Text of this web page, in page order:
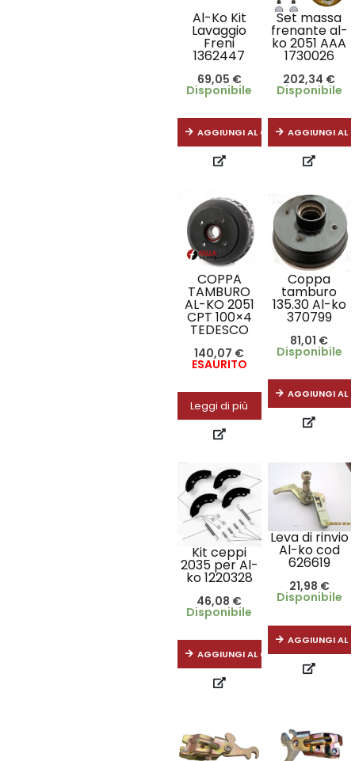
Al-Ko Kit
Lavaggio
Freni
1362447
69,05 €
Disponibile
AGGIUNGI AL CARRELLO
Set massa
frenante al-
ko 2051 AAA
1730026
202,34 €
Disponibile
AGGIUNGI AL
COPPA
TAMBURO
AL-KO 2051
CPT 100×4
TEDESCO
140,07 €
ESAURITO
Leggi di più
Coppa
tamburo
135.30 Al-ko
370799
81,01 €
Disponibile
AGGIUNGI AL
Kit ceppi
2035 per Al-
ko 1220328
46,08 €
Disponibile
AGGIUNGI AL CARRELLO
Leva di rinvio
Al-ko cod
626619
21,98 €
Disponibile
AGGIUNGI AL